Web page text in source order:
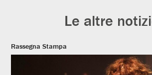
Le altre
Rassegna Stampa